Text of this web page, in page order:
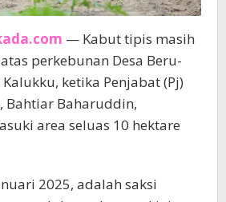
— Kabut tipis masih
perkebunan Desa Beru-
ketika Penjabat (Pj)
Bahtiar Baharuddin,
area seluas 10 hektare
2025, adalah saksi